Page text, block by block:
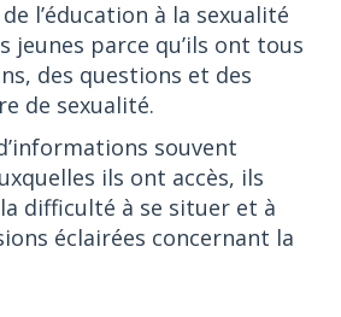
l’éducation à la sexualité
jeunes parce qu’ils ont tous
des questions et des
de sexualité.
souvent
ils ont accès, ils
difficulté à se situer et à
éclairées concernant la